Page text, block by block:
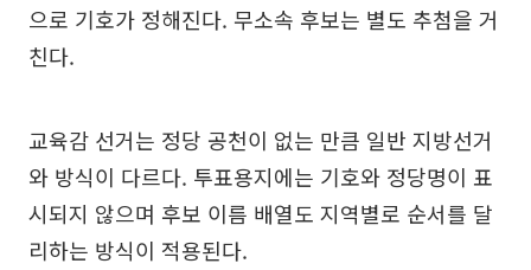
으로 기호가 정해진다. 무소속 후보는 별도 추첨을 거
친다.
교육감 선거는 정당 공천이 없는 만큼 일반 지방선거
와 방식이 다르다. 투표용지에는 기호와 정당명이 표
시되지 않으며 후보 이름 배열도 지역별로 순서를 달
리하는 방식이 적용된다.